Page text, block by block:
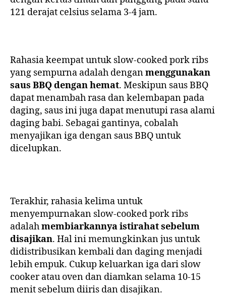
121 derajat celsius selama 3-4 jam.
Rahasia keempat untuk slow-cooked pork ribs
yang sempurna adalah denganmenggunakan
saus BBQ dengan hemat. Meskipun saus BBQ
dapat menambah rasa dan kelembapan pada
daging, saus ini juga dapat menutupi rasa alami
daging babi. Sebagai gantinya, cobalah
menyajikan iga dengan saus BBQ untuk
dicelupkan.
Terakhir, rahasia kelima untuk
menyempurnakan slow-cooked pork ribs
adalahmembiarkannya istirahat sebelum
disajikan. Hal ini memungkinkan jus untuk
didistribusikan kembali dan daging menjadi
lebih empuk. Cukup keluarkan iga dari slow
cooker atau oven dan diamkan selama 10-15
menit sebelum diiris dan disajikan.